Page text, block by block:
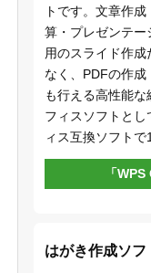
トです。文章作成
算・プレゼンテー
用のスライド作成
なく、PDFの作成
も行える高性能な
フィスソフトとし
ィス互換ソフトで
「
はがき作成ソフ